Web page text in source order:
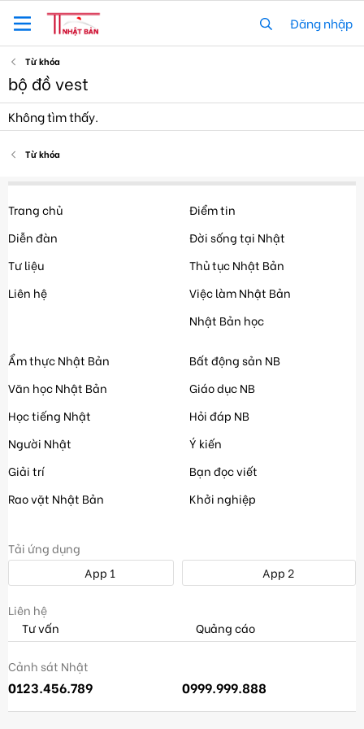
Đăng nhập
Từ khóa
bộ đồ vest
Không tìm thấy.
Từ khóa
Trang chủ
Diễn đàn
Tư liệu
Liên hệ
Điểm tin
Đời sống tại Nhật
Thủ tục Nhật Bản
Việc làm Nhật Bản
Nhật Bản học
Ẩm thực Nhật Bản
Văn học Nhật Bản
Học tiếng Nhật
Người Nhật
Giải trí
Rao vặt Nhật Bản
Bất động sản NB
Giáo dục NB
Hỏi đáp NB
Ý kiến
Bạn đọc viết
Khởi nghiệp
Tải ứng dụng
App 1
App 2
Liên hệ
Tư vấn
Quảng cáo
Cảnh sát Nhật
0123.456.789 0999.999.888